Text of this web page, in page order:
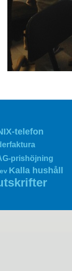
Kalla hushåll